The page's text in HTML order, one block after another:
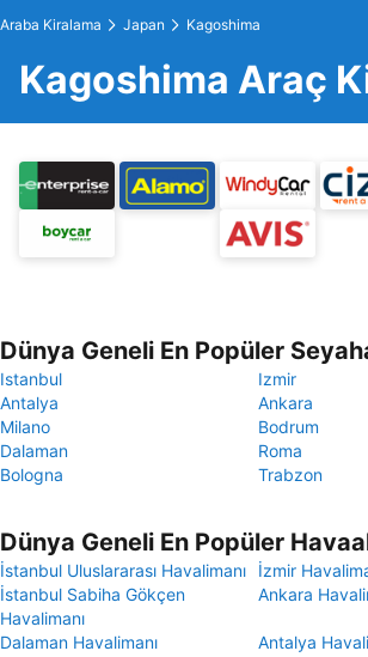
Araba Kiralama Japan Kagoshima
Kagoshima Araç
Dünya Geneli En Popüler
Istanbul
Izmir
Antalya
Ankara
Milano
Bodrum
Dalaman
Roma
Bologna
Trabzon
Dünya Geneli En Popüler
İstanbul Uluslararası Havalimanı
İzmir
İstanbul Sabiha Gökçen
Havalimanı
Ankara
Dalaman Havalimanı
Antalya